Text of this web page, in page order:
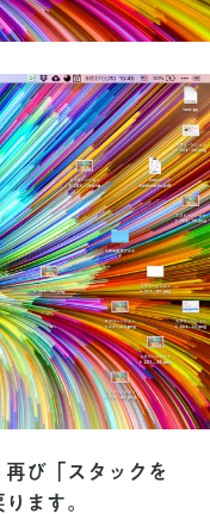
び「スタックを
ます。